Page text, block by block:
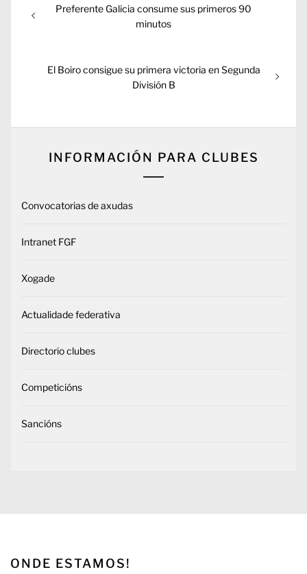
de
Entrada
Preferente Galicia consume sus primeros 90
minutos
Entrada
El Boiro consigue su primera victoria en Segunda
División B
INFORMACIÓN PARA CLUBES
Convocatorias de axudas
Intranet FGF
Xogade
Actualidade federativa
Directorio clubes
Competicións
Sancións
ONDE ESTAMOS!